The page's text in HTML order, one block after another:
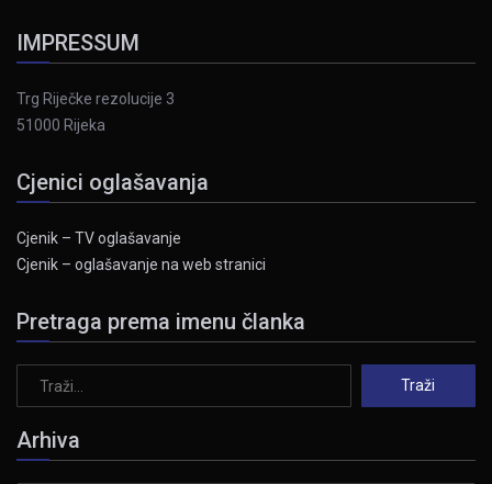
IMPRESSUM
Trg Riječke rezolucije 3
51000 Rijeka
Cjenici oglašavanja
Cjenik – TV oglašavanje
Cjenik – oglašavanje na web stranici
Pretraga prema imenu članka
Arhiva